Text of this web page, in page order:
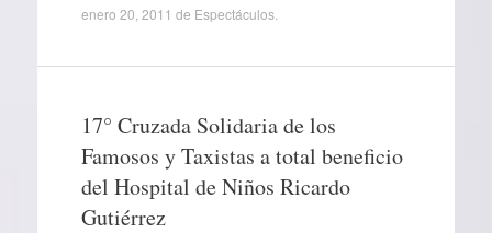
enero 20, 2011 de Espectáculos.
17° Cruzada Solidaria de los
Famosos y Taxistas a total beneficio
del Hospital de Niños Ricardo
Gutiérrez